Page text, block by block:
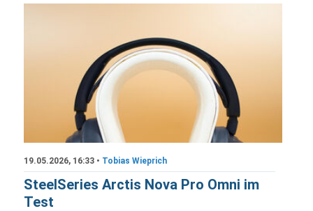
19.05.2026, 16:33 • Tobias Wieprich
SteelSeries Arctis Nova Pro Omni im
Test